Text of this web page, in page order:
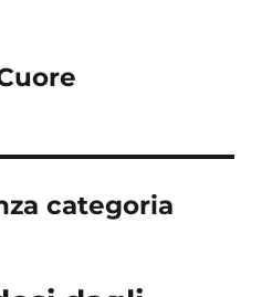
categoria